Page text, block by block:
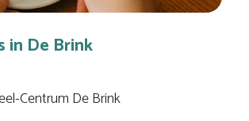
in De Brink
Centrum De Brink